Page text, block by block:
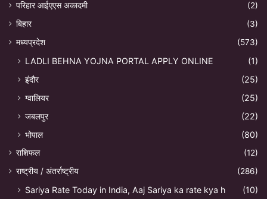
परिहार आईएएस अकादमी
(2)
बिहार
(3)
मध्यप्रदेश
(573)
LADLI BEHNA YOJNA PORTAL APPLY ONLINE
(1)
इंदौर
(25)
ग्वालियर
(25)
जबलपुर
(22)
भोपाल
(80)
राशिफल
(12)
राष्ट्रीय / अंतर्राष्ट्रीय
(286)
Sariya Rate Today in India, Aaj Sariya ka rate kya h (10)